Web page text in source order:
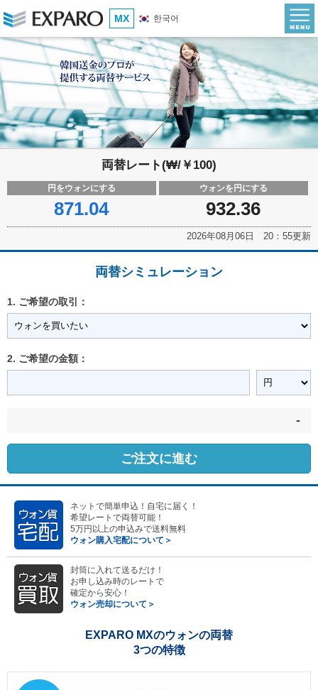
MX 한국어
両替レート(₩/￥100)
円をウォンにする
871.04
ウォンを円にする
932.36
2026年08月06日 20：55更新
両替シミュレーション
1. ご希望の取引：
2. ご希望の金額：
-
ご注文に進む
ネットで簡単申込！自宅に届く！
希望レートで両替可能！
5万円以上の申込みで送料無料
ウォン購入宅配について＞
封筒に入れて送るだけ！
お申し込み時のレートで
確定から安心！
ウォン売却について＞
EXPARO MXのウォンの両替
3つの特徴